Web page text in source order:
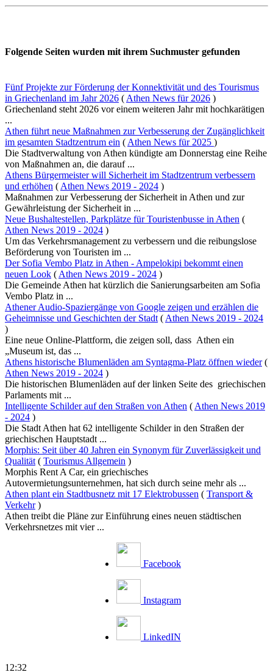
Folgende Seiten wurden mit ihrem Suchmuster gefunden
Fünf Projekte zur Förderung der Konnektivität und des Tourismus
in Griechenland im Jahr 2026 ( Athen News für 2026 )
Griechenland steht 2026 vor einem weiteren Jahr mit hochkarätigen
...
Athen führt neue Maßnahmen zur Verbesserung der Zugänglichkeit
im gesamten Stadtzentrum ein ( Athen News für 2025 )
Die Stadtverwaltung von Athen kündigte am Donnerstag eine Reihe
von Maßnahmen an, die darauf ...
Athens Bürgermeister will Sicherheit im Stadtzentrum verbessern
und erhöhen ( Athen News 2019 - 2024 )
Maßnahmen zur Verbesserung der Sicherheit in Athen und zur
Gewährleistung der Sicherheit in ...
Neue Bushaltestellen, Parkplätze für Touristenbusse in Athen (
Athen News 2019 - 2024 )
Um das Verkehrsmanagement zu verbessern und die reibungslose
Beförderung von Touristen im ...
Der Sofia Vembo Platz in Athen - Ampelokipi bekommt einen
neuen Look ( Athen News 2019 - 2024 )
Die Gemeinde Athen hat kürzlich die Sanierungsarbeiten am Sofia
Vembo Platz in ...
Athener Audio-Spaziergänge von Google zeigen und erzählen die
Geheimnisse und Geschichten der Stadt ( Athen News 2019 - 2024
)
Eine neue Online-Plattform, die zeigen soll, dass Athen ein
„Museum ist, das ...
Athens historische Blumenläden am Syntagma-Platz öffnen wieder(
Athen News 2019 - 2024 )
Die historischen Blumenläden auf der linken Seite des griechischen
Parlaments mit ...
Intelligente Schilder auf den Straßen von Athen ( Athen News 2019
- 2024 )
Die Stadt Athen hat 62 intelligente Schilder in den Straßen der
griechischen Hauptstadt ...
Morphis: Seit über 40 Jahren ein Synonym für Zuverlässigkeit und
Qualität ( Tourismus Allgemein )
Morphis Rent A Car, ein griechisches
Autovermietungsunternehmen, hat sich durch seine mehr als ...
Athen plant ein Stadtbusnetz mit 17 Elektrobussen ( Transport &
Verkehr)
Athen treibt die Pläne zur Einführung eines neuen städtischen
Verkehrsnetzes mit vier ...
Facebook
Instagram
LinkedIN
12:32